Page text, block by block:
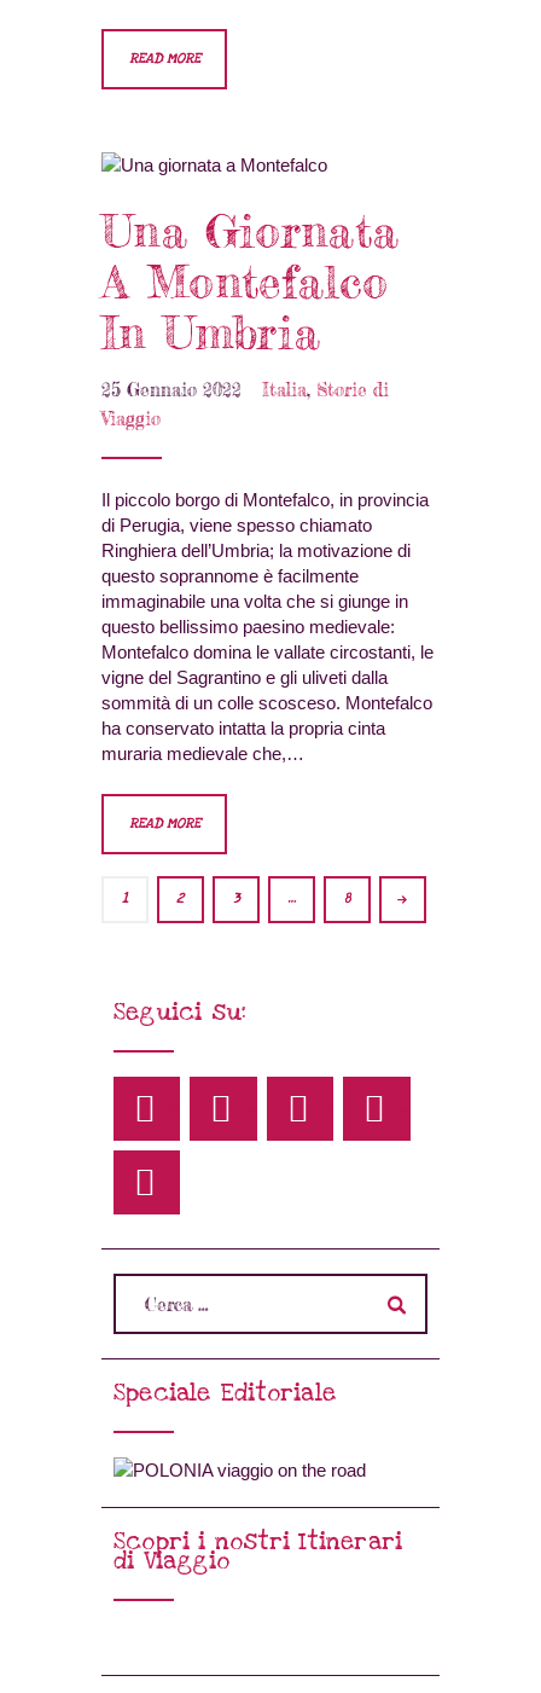
READ MORE
Una Giornata
A Montefalco
In Umbria
25 Gennaio 2022 Italia, Storie di
Viaggio
Il piccolo borgo di Montefalco, in provincia
di Perugia, viene spesso chiamato
Ringhiera dell’Umbria; la motivazione di
questo soprannome è facilmente
immaginabile una volta che si giunge in
questo bellissimo paesino medievale:
Montefalco domina le vallate circostanti, le
vigne del Sagrantino e gli uliveti dalla
sommità di un colle scosceso. Montefalco
ha conservato intatta la propria cinta
muraria medievale che,…
READ MORE
1 2 3 … 8
Seguici su:
Speciale Editoriale
Scopri i nostri Itinerari
di Viaggio